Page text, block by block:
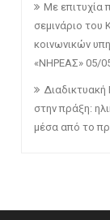
Με επιτυχία
σεμινάριο του
κοινωνικών
«ΝΗΡΕΑΣ» 05/
Διαδικτυακή
στην πράξη:
μέσα από το